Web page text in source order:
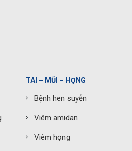
TAI – MŨI – HỌNG
Bệnh hen suyễn
Viêm amidan
Viêm họng